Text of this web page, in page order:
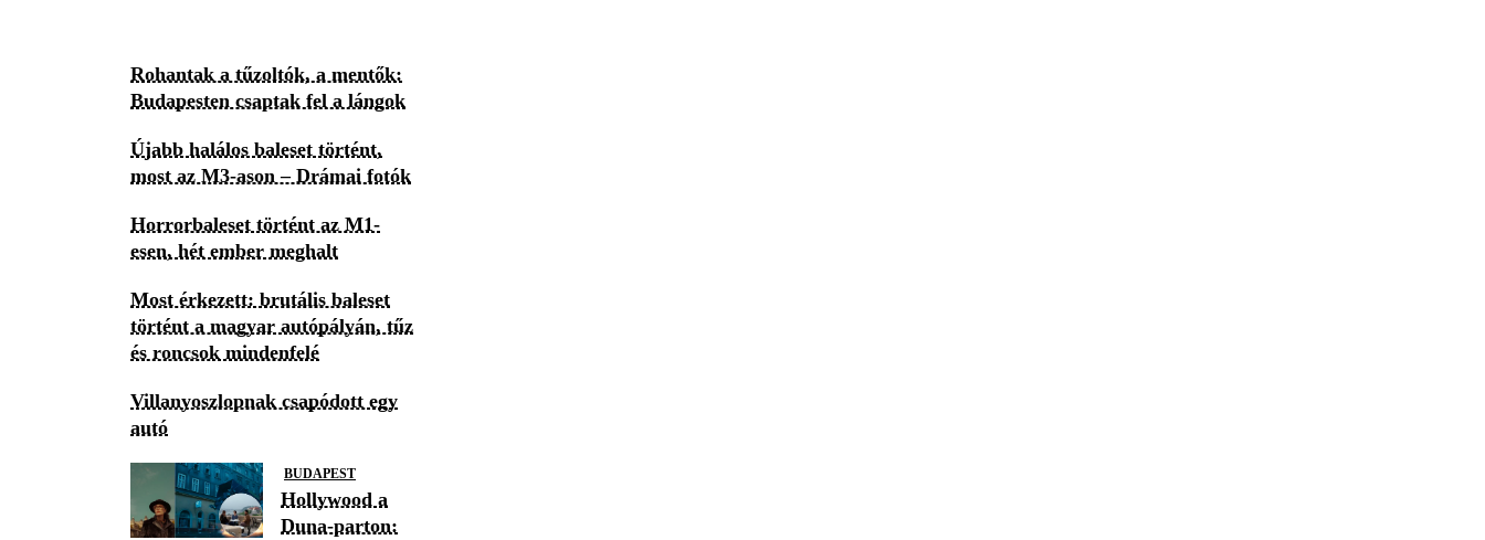
Rohantak a tűzoltók, a mentők:
Budapesten csaptak fel a lángok
Újabb halálos baleset történt,
most az M3-ason – Drámai fotók
Horrorbaleset történt az M1-
esen, hét ember meghalt
Most érkezett: brutális baleset
történt a magyar autópályán, tűz
és roncsok mindenfelé
Villanyoszlopnak csapódott egy
autó
BUDAPEST
Hollywood a
Duna-parton: